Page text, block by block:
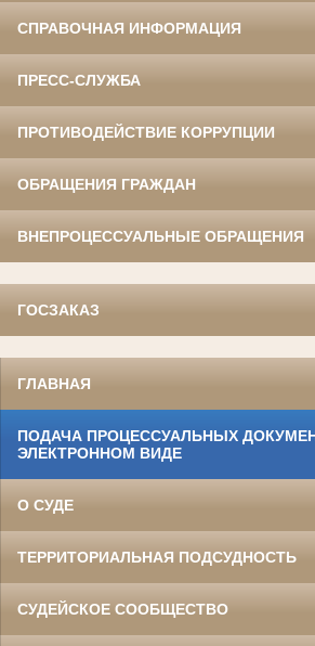
СПРАВОЧНАЯ ИНФОРМАЦИЯ
ПРЕСС-СЛУЖБА
ПРОТИВОДЕЙСТВИЕ КОРРУПЦИИ
ОБРАЩЕНИЯ ГРАЖДАН
ВНЕПРОЦЕССУАЛЬНЫЕ ОБРАЩЕНИЯ
ГОСЗАКАЗ
ГЛАВНАЯ
ПОДАЧА ПРОЦЕССУАЛЬНЫХ
ЭЛЕКТРОННОМ ВИДЕ
О СУДЕ
ТЕРРИТОРИАЛЬНАЯ ПОДСУДНОСТЬ
СУДЕЙСКОЕ СООБЩЕСТВО